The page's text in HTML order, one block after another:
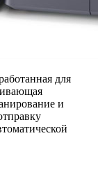
для
и